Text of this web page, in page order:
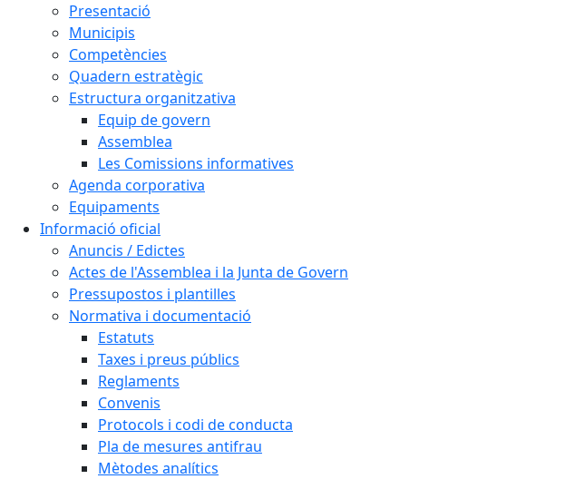
Presentació
Municipis
Competències
Quadern estratègic
Estructura organitzativa
Equip de govern
Assemblea
Les Comissions informatives
Agenda corporativa
Equipaments
Informació oficial
Anuncis / Edictes
Actes de l'Assemblea i la Junta de Govern
Pressupostos i plantilles
Normativa i documentació
Estatuts
Taxes i preus públics
Reglaments
Convenis
Protocols i codi de conducta
Pla de mesures antifrau
Mètodes analítics